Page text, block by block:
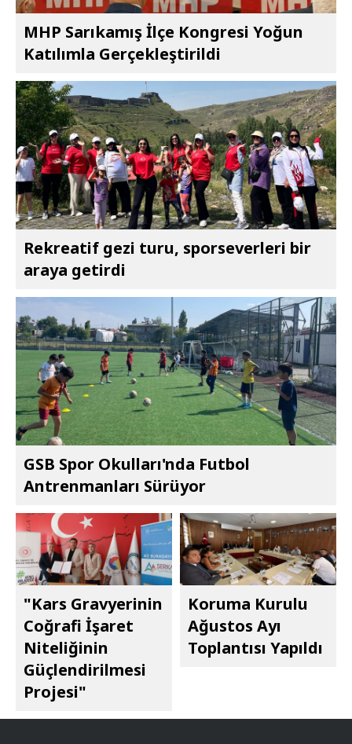
MHP Sarıkamış İlçe Kongresi Yoğun
Katılımla Gerçekleştirildi
Rekreatif gezi turu, sporseverleri bir
araya getirdi
GSB Spor Okulları'nda Futbol
Antrenmanları Sürüyor
"Kars Gravyerinin
Coğrafi İşaret
Niteliğinin
Güçlendirilmesi
Projesi"
Koruma Kurulu
Ağustos Ayı
Toplantısı Yapıldı